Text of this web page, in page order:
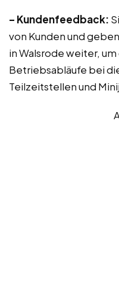
– Kundenfeedback:
von Kunden und
in Walsrode weiter,
Betriebsabläufe bei
Teilzeitstellen und